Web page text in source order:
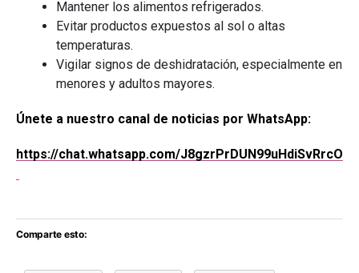
Mantener los alimentos refrigerados.
Evitar productos expuestos al sol o altas
temperaturas.
Vigilar signos de deshidratación, especialmente en
menores y adultos mayores.
Únete a nuestro canal de noticias por WhatsApp:
https://chat.whatsapp.com/J8gzrPrDUN99uHdiSvRrcO
Comparte esto: